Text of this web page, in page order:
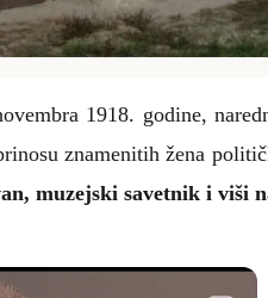
1918. godine,
znamenitih žena
muzejski savetnik i viši